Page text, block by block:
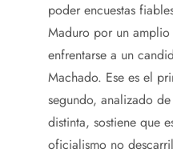
poder encuestas
Maduro por un
enfrentarse a un
Machado. Ese es el
segundo, analizado
distinta, sostiene que
oficialismo no